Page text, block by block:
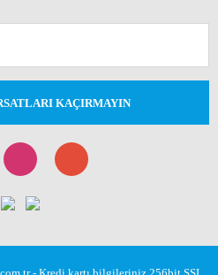
KAÇIRMAYIN
- Kredi kartı bilgileriniz 256bit SSL